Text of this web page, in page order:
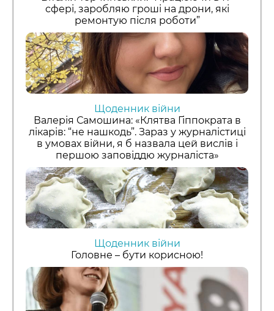
сфері, заробляю гроші на дрони, які
ремонтую після роботи”
Щоденник війни
Валерія Самошина: «Клятва Гіппократа в
лікарів: “не нашкодь”. Зараз у журналістиці
в умовах війни, я б назвала цей вислів і
першою заповіддю журналіста»
Щоденник війни
Головне – бути корисною!